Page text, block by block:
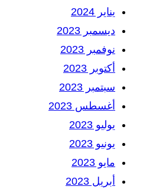
يناير 2024
ديسمبر 2023
نوفمبر 2023
أكتوبر 2023
سبتمبر 2023
أغسطس 2023
يوليو 2023
يونيو 2023
مايو 2023
أبريل 2023